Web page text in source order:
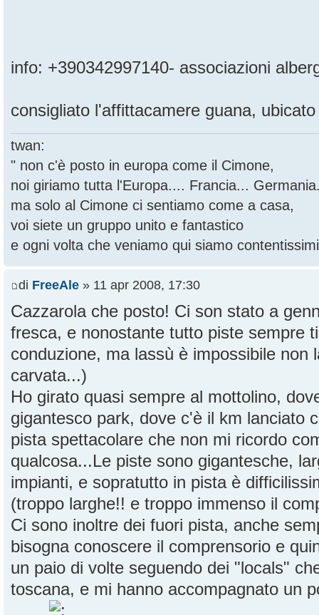
info: +390342997140- associazioni
consigliato l'affittacamere guana,
twan:
" non c'è posto in europa come il Cimone,
noi giriamo tutta l'Europa.... Francia...
ma solo al Cimone ci sentiamo come a casa,
voi siete un gruppo unito e fantastico
e ogni volta che veniamo qui siamo contentissimi
di FreeAle » 11 apr 2008, 17:30
Cazzarola che posto! Ci son stato a
fresca, e nonostante tutto piste sempre
conduzione, ma lassù è impossibile non
carvata...)
Ho girato quasi sempre al mottolino,
gigantesco park, dove c'è il km lanciato
pista spettacolare che non mi ricordo
qualcosa...Le piste sono gigantesche,
impianti, e sopratutto in pista è
(troppo larghe!! e troppo immenso il
Ci sono inoltre dei fuori pista, anche
bisogna conoscere il comprensorio e
un paio di volte seguendo dei "locals"
toscana, e mi hanno accompagnato un